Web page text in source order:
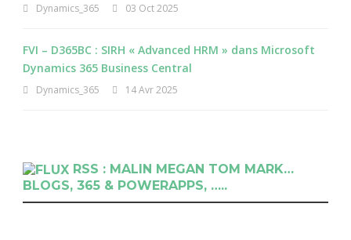
Dynamics_365 03 Oct 2025
FVI – D365BC : SIRH « Advanced HRM » dans Microsoft
Dynamics 365 Business Central
Dynamics_365 14 Avr 2025
RSS : MALIN MEGAN TOM MARK…
BLOGS, 365 & POWERAPPS, …..